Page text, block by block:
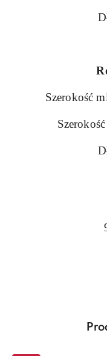
Szerokość
Pomiń karuzelę